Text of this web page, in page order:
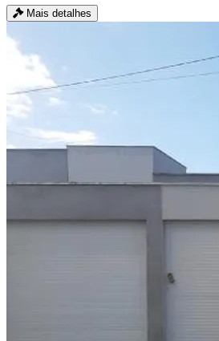
Mais detalhes